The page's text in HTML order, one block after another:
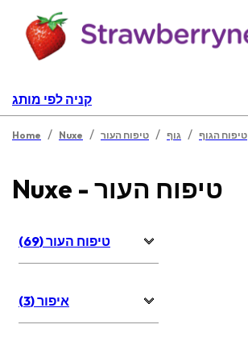
קניה לפי מותג
Home / Nuxe / טיפוח העור / גוף / טיפוח הגוף
Nuxe - טיפוח העור
טיפוח העור (69)
איפור (3)